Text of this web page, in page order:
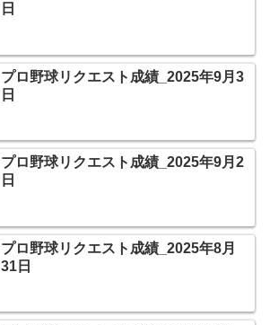
日
プロ野球リクエスト成績_2025年9月3
日
プロ野球リクエスト成績_2025年9月2
日
プロ野球リクエスト成績_2025年8月
31日